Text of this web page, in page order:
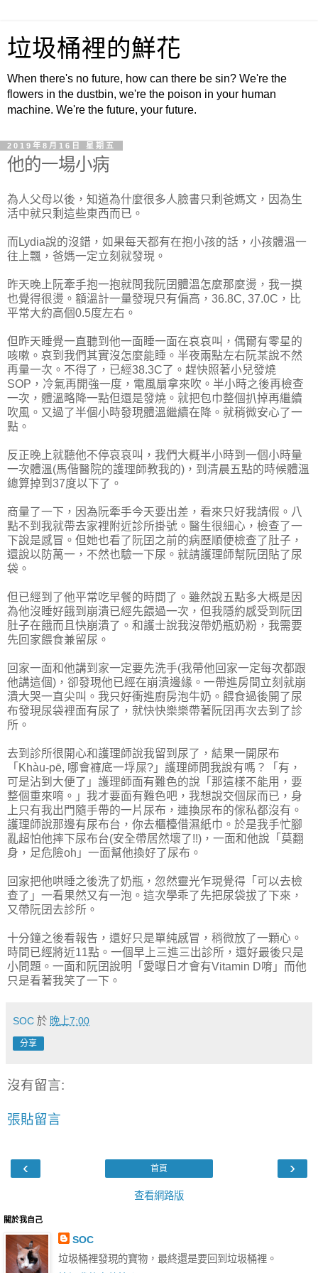
垃圾桶裡的鮮花
When there's no future, how can there be sin? We're the
flowers in the dustbin, we're the poison in your human
machine. We're the future, your future.
2019年8月16日 星期五
他的一場小病
為人父母以後，知道為什麼很多人臉書只剩爸媽文，因為生
活中就只剩這些東西而已。
而Lydia說的沒錯，如果每天都有在抱小孩的話，小孩體溫一
往上飄，爸媽一定立刻就發現。
昨天晚上阮牽手抱一抱就問我阮囝體溫怎麼那麼燙，我一摸
也覺得很燙。額溫計一量發現只有偏高，36.8C, 37.0C，比
平常大約高個0.5度左右。
但昨天睡覺一直聽到他一面睡一面在哀哀叫，偶爾有零星的
咳嗽。哀到我們其實沒怎麼能睡。半夜兩點左右阮某說不然
再量一次。不得了，已經38.3C了。趕快照著小兒發燒
SOP，冷氣再開強一度，電風扇拿來吹。半小時之後再檢查
一次，體溫略降一點但還是發燒。就把包巾整個扒掉再繼續
吹風。又過了半個小時發現體溫繼續在降。就稍微安心了一
點。
反正晚上就聽他不停哀哀叫，我們大概半小時到一個小時量
一次體溫(馬偕醫院的護理師教我的)，到清晨五點的時候體溫
總算掉到37度以下了。
商量了一下，因為阮牽手今天要出差，看來只好我請假。八
點不到我就帶去家裡附近診所掛號。醫生很細心，檢查了一
下說是感冒。但她也看了阮囝之前的病歷順便檢查了肚子，
還說以防萬一，不然也驗一下尿。就請護理師幫阮囝貼了尿
袋。
但已經到了他平常吃早餐的時間了。雖然說五點多大概是因
為他沒睡好餓到崩潰已經先餵過一次，但我隱約感受到阮囝
肚子在餓而且快崩潰了。和護士說我沒帶奶瓶奶粉，我需要
先回家餵食兼留尿。
回家一面和他講到家一定要先洗手(我帶他回家一定每次都跟
他講這個)，卻發現他已經在崩潰邊緣。一帶進房間立刻就崩
潰大哭一直尖叫。我只好衝進廚房泡牛奶。餵食過後開了尿
布發現尿袋裡面有尿了，就快快樂樂帶著阮囝再次去到了診
所。
去到診所很開心和護理師說我留到尿了，結果一開尿布
「Khàu-pē, 哪會褲底一垺屎?」護理師問我說有嗎？「有，
可是沾到大便了」護理師面有難色的說「那這樣不能用，要
整個重來唷。」我才要面有難色吧，我想說交個尿而已，身
上只有我出門隨手帶的一片尿布，連換尿布的傢私都沒有。
護理師說那邊有尿布台，你去櫃檯借濕紙巾。於是我手忙腳
亂超怕他摔下尿布台(安全帶居然壞了!!)，一面和他說「莫翻
身，足危險oh」一面幫他換好了尿布。
回家把他哄睡之後洗了奶瓶，忽然靈光乍現覺得「可以去檢
查了」一看果然又有一泡。這次學乖了先把尿袋拔了下來，
又帶阮囝去診所。
十分鐘之後看報告，還好只是單純感冒，稍微放了一顆心。
時間已經將近11點。一個早上三進三出診所，還好最後只是
小問題。一面和阮囝說明「愛曝日才會有Vitamin D唷」而他
只是看著我笑了一下。
SOC 於 晚上7:00
分享
沒有留言:
張貼留言
‹ ›
首頁
查看網路版
關於我自己
SOC
垃圾桶裡發現的寶物，最終還是要回到垃圾桶裡。